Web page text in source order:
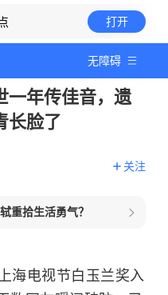
打开
无障碍
一年传佳音，遗
长脸了
关注
重拾生活勇气？
海电视节白玉兰奖入